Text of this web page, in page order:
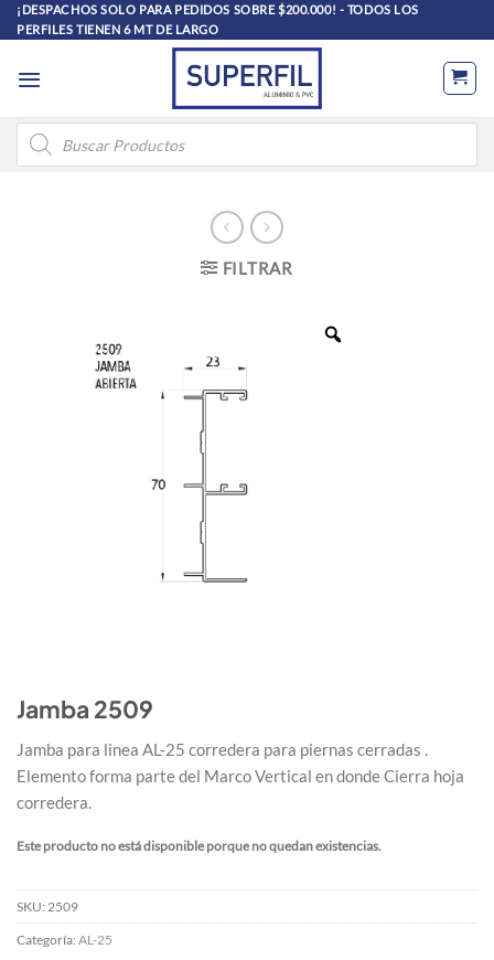
Saltar
al
¡DESPACHOS SOLO PARA PEDIDOS SOBRE $200.000! - TODOS LOS
PERFILES TIENEN 6 MT DE LARGO
Búsqueda
productos
FILTRAR
Jamba 2509
Jamba para linea AL-25 corredera para piernas cerradas .
Elemento forma parte del Marco Vertical en donde Cierra hoja
corredera.
Este producto no está disponible porque no quedan existencias.
SKU: 2509
Categoría: AL-25